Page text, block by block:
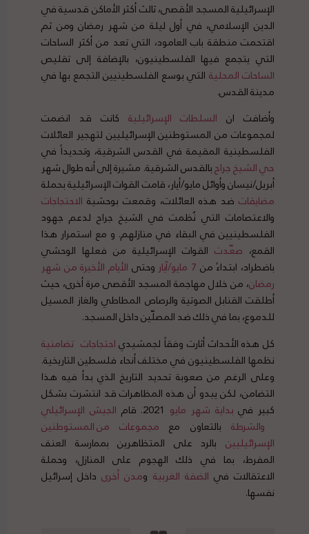
الإسرائيلية المسجد الأقصى، ثالث أكثر الأماكن قدسية في
الدين الإسلامي، في أول ليلة من شهر رمضان ومن ثم
اقتحمت منطقة باب العامود، التي تعد من أكثر الساحات
التي يتجمع فيها الفلسطينيون، بالإضافة إلى تقليص
الساحاتالمحلية التي بوسع الفلسطينيين التجمع بها في
مدينة القدس.
وأضافت ان السلطات الإسرائيلية كانت قد انضمت
لمجموعات من المستوطنين الإسرائيليين لتهجير العائلات
الفلسطينية المقيمة في القدس الشرقية، وتحديداً في
حيالشيخجراحبالقدس الشرقية. مشيرة إلى أنه طوال شهر
أبريل/نيسان وأوائل مايو/أيار، قامت القوات الإسرائيلية بحملة
مضايقات ضد هذه العائلات، وقمعت بوحشية الاحتجاجات
والاعتصامات التي نُظمت في الشيخ جراح لدعم جهود
الفلسطينيين في البقاء في منازلهم. و مع استمرار هذا
القمع، صعدت القوات الإسرائيلية من فعلها الوحشي
باضطراد، ابتداءً من 7 مايو/آياروحتى الأيام الأخيرة من شهر
رمضان، من خلال مهاجمة المسجد الأقصى مرة أخرى، حيث
أطلقت القنابل الصوتية والرصاص المطاطي والغاز المسيل
للدموع، بما في ذلك ضد المصلّين داخل المسجد.
كل هذه الأحداث أثارت وفقاً لجمشيدياحتجاجات تضامنية
نظمها الفلسطينيون في مختلف أنحاء فلسطين التاريخية.
وعلى الرغم من صعوبة تحديد التاريخ الذي بدأ فيه هذا
التضامن، لكن يبدو أن هذه المظاهرات قد انتشرت بشكل
كبير في بداية شهر مايو الجيش الإسرائيلي
والشرطة بالتعاون مع مجموعات منالمستوطنين
الإسرائيليين بالرد على المتظاهرين بممارسة العنف
المفرط، بما في ذلك الهجوم على المنازل، وحملة
الاعتقالات في الضفة الغربية ومدن أخرىداخل إسرائيل
نفسها.